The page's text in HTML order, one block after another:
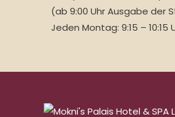
(ab 9:00 Uhr Ausgabe der
Jeden Montag: 9:15 – 10:15